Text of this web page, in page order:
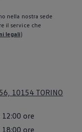
+
nella nostra sede
il service che
legali)
10154 TORINO
12:00 ore
18:00 ore